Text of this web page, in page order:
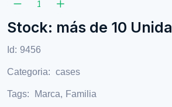
Stock: más de 10
Id: 9456
Categoria: cases
Tags: Marca, Familia